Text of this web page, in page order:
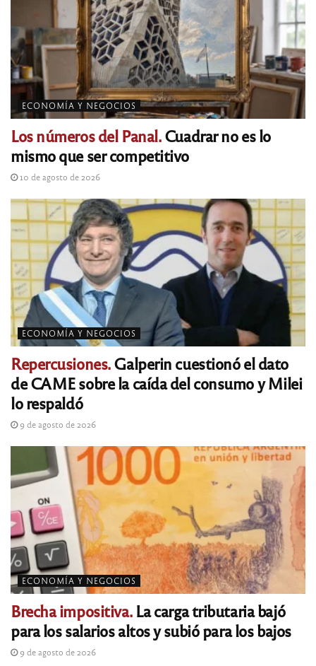
ECONOMÍA Y NEGOCIOS
Los números del Panal.Cuadrar no es lo
mismo que ser competitivo
10 de agosto de 2026
ECONOMÍA Y NEGOCIOS
Repercusiones.Galperin cuestionó el dato
de CAME sobre la caída del consumo y Milei
lo respaldó
9 de agosto de 2026
ECONOMÍA Y NEGOCIOS
Brecha impositiva.La carga tributaria bajó
para los salarios altos y subió para los bajos
9 de agosto de 2026